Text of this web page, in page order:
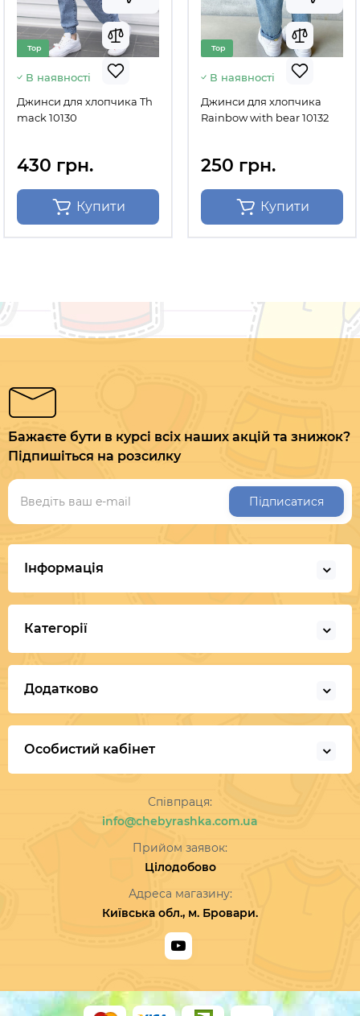
Top
В наявності
Джинси для хлопчика Th
mack 10130
430 грн.
Купити
Top
В наявності
Джинси для хлопчика
Rainbow with bear 10132
250 грн.
Купити
Бажаєте бути в курсі всіх наших акцій та знижок?
Підпишіться на розсилку
Підписатися
Інформація
Категорії
Додатково
Особистий кабінет
Співпраця:
info@chebyrashka.com.ua
Прийом заявок:
Цілодобово
Адреса магазину:
Київська обл., м. Бровари.